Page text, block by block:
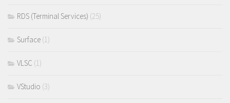
RDS (Terminal Services) (25)
Surface (1)
VLSC (1)
VStudio (3)